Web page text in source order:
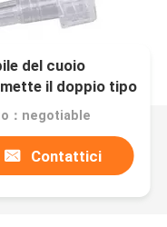
del cuoio
mette il doppio tipo
：negotiable
Contattici